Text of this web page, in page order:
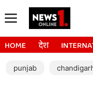
HOME देश
punjab